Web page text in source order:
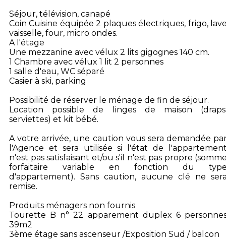
Séjour, télévision, canapé
Coin Cuisine équipée 2 plaques électriques, frigo,
vaisselle, four, micro ondes.
A l'étage
Une mezzanine avec vélux 2 lits gigognes 140 cm.
1 Chambre avec vélux 1 lit 2 personnes
1 salle d'eau, WC séparé
Casier à ski, parking
Possibilité de réserver le ménage de fin de séjour.
Location possible de linges de maison
serviettes) et kit bébé.
A votre arrivée, une caution vous sera demandée
l'Agence et sera utilisée si l'état de
n'est pas satisfaisant et/ou s'il n'est pas propre
forfaitaire variable en fonction du
d'appartement). Sans caution, aucune clé ne
remise.
Produits ménagers non fournis
Tourette B n° 22 apparement duplex 6
39m2
3ème étage sans ascenseur /Exposition Sud / balcon